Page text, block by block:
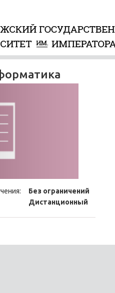
Без ограничений
Дистанционный